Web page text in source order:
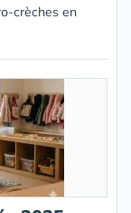
crèches en